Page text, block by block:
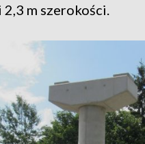
m szerokości.